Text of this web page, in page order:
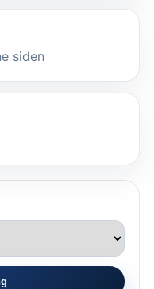
siden